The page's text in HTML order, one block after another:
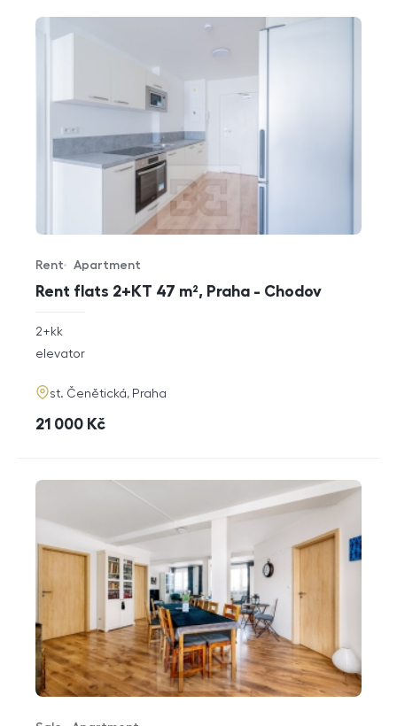
Rent flats 2+KT 47 m², Praha - Chodov
Offer type
Rent
Property type
Apartment
rozměry
disposition
2+kk
funkce
elevator
adresa
st. Čenětická, Praha
cena
21 000 Kč